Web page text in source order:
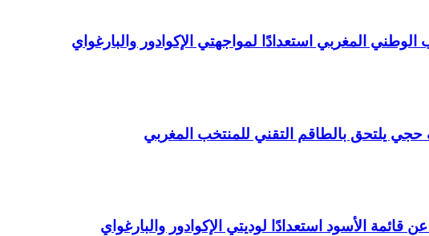
المغربي استعدادًا لمواجهتي الإكوادور والبارغواي
يلتحق بالطاقم التقني للمنتخب المغربي
الأسود استعدادًا لوديتي الإكوادور والبارغواي